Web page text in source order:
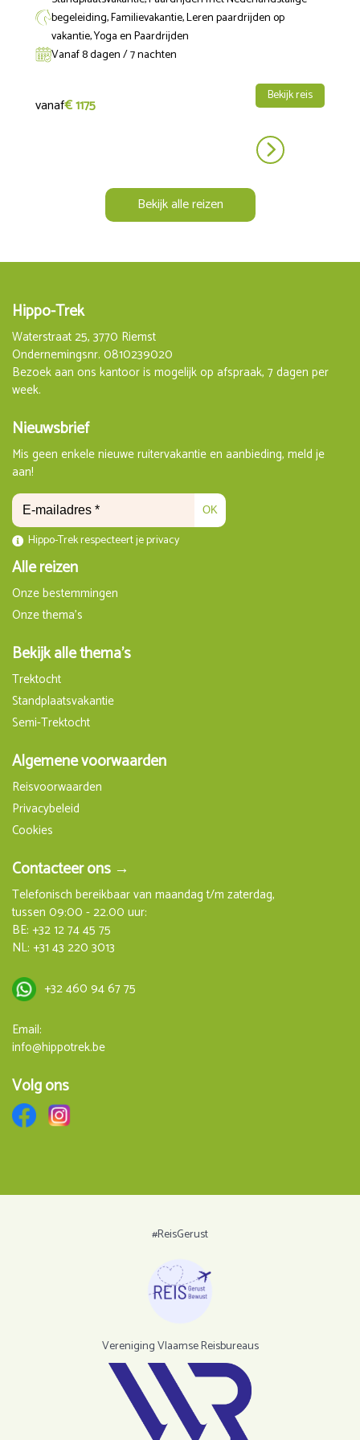
begeleiding, Familievakantie, Leren paardrijden op
vakantie, Yoga en Paardrijden
Vanaf 8 dagen / 7 nachten
vanaf€ 1175 Bekijk reis
Bekijk alle reizen
Hippo-Trek
Waterstraat 25, 3770 Riemst
Ondernemingsnr. 0810239020
Bezoek aan ons kantoor is mogelijk op afspraak, 7 dagen per
week.
Nieuwsbrief
Mis geen enkele nieuwe ruitervakantie en aanbieding, meld je
aan!
OK
Hippo-Trek respecteert je privacy
Alle reizen
Onze bestemmingen
Onze thema's
Bekijk alle thema's
Trektocht
Standplaatsvakantie
Semi-Trektocht
Algemene voorwaarden
Reisvoorwaarden
Privacybeleid
Cookies
Contacteer ons →
Telefonisch bereikbaar van maandag t/m zaterdag,
tussen 09:00 - 22.00 uur:
BE: +32 12 74 45 75
NL: +31 43 220 3013
+32 460 94 67 75
Email:
info@hippotrek.be
Volg ons
#ReisGerust
Vereniging Vlaamse Reisbureaus